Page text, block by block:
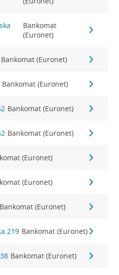
Bankomat
(Euronet)
Bankomat (Euronet)
Bankomat (Euronet)
Bankomat (Euronet)
Bankomat (Euronet)
(Euronet)
(Euronet)
Bankomat (Euronet)
219 Bankomat (Euronet)
Bankomat (Euronet)